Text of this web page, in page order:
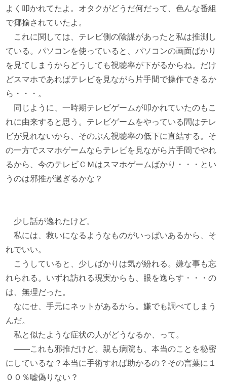
よく叩かれてたよ。オタクがどうだ何だって、色んな番組
で揶揄されていたよ。
これに関しては、テレビ側の陰謀があったと私は推測し
ている。パソコンを使っていると、パソコンの画面ばかり
を見てしまうからどうしても視聴率が下がるからね。だけ
どスマホであればテレビを見ながら片手間で操作できるか
ら・・・。
同じように、一時期テレビゲームが叩かれていたのもこ
れに由来すると思う。テレビゲームをやっている間はテレ
ビが見れないから、そのぶん視聴率の低下に直結する。そ
の一方でスマホゲームならテレビを見ながら片手間でやれ
るから、今のテレビＣＭはスマホゲームばかり・・・とい
うのは邪推が過ぎるかな？
少し話が逸れたけど。
私には、救いになるようなものがいっぱいあるから、そ
れでいい。
こうしていると、少しばかりは気が紛れる。嫌な事も忘
れられる。いずれ訪れる現実からも、眼を逸らす・・・の
は、無理だった。
なにせ、手元にネットがあるから。嫌でも調べてしまう
んだ。
私と似たような症状の人がどうなるか、って。
――これも邪推だけど。親も病院も、本当のことを秘密
にしているな？本当に手術すれば助かるの？その言葉に１
００％嘘偽りない？